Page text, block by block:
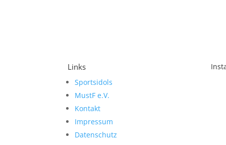
Links
Sportsidols
MustF e.V.
Kontakt
Impressum
Datenschutz